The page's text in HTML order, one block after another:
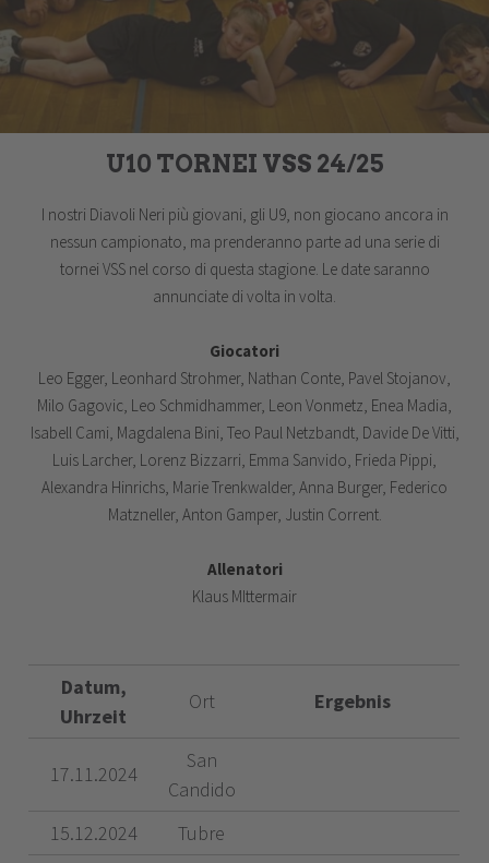
U10 TORNEI VSS 24/25
I nostri Diavoli Neri più giovani, gli U9, non giocano ancora in
nessun campionato, ma prenderanno parte ad una serie di
tornei VSS nel corso di questa stagione. Le date saranno
annunciate di volta in volta.
Giocatori
Leo Egger, Leonhard Strohmer, Nathan Conte, Pavel Stojanov,
Milo Gagovic, Leo Schmidhammer, Leon Vonmetz, Enea Madia,
Isabell Cami, Magdalena Bini, Teo Paul Netzbandt, Davide De Vitti,
Luis Larcher, Lorenz Bizzarri, Emma Sanvido, Frieda Pippi,
Alexandra Hinrichs, Marie Trenkwalder, Anna Burger, Federico
Matzneller, Anton Gamper, Justin Corrent.
Allenatori
Klaus MIttermair
Datum,
Uhrzeit
Ort Ergebnis
17.11.2024
San
Candido
15.12.2024
Tubre